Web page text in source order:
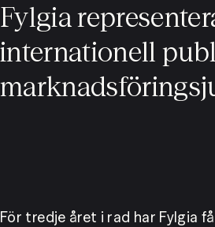
Besöksadress: Nybrogatan 11,
Postadress: Box 55555, 102 04
inbox@fylgia.se
08 442 53 00
Fylgia
internationell
För tredje året i rad har Fylgia